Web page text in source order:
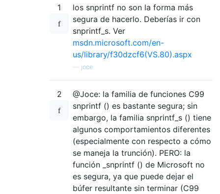
1
los snprintf no son la forma más
segura de hacerlo. Deberías ir con
snprintf_s. Ver
msdn.microsoft.com/en-
us/library/f30dzcf6(VS.80).aspx
joce
2
@Joce: la familia de funciones C99
snprintf () es bastante segura; sin
embargo, la familia snprintf_s () tiene
algunos comportamientos diferentes
(especialmente con respecto a cómo
se maneja la trunción). PERO: la
función _snprintf () de Microsoft no
es segura, ya que puede dejar el
búfer resultante sin terminar (C99